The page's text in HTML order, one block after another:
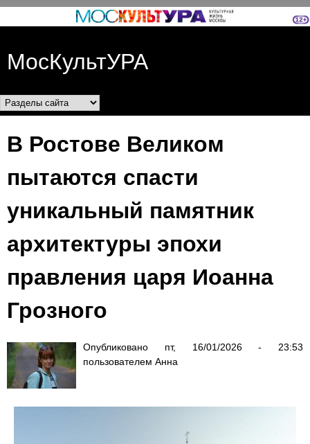
Перейти к основному
МосКультУРА
Разделы сайта
В Ростове Великом
пытаются спасти
уникальный памятник
архитектуры эпохи
правления царя Иоанна
Грозного
Опубликовано пт, 16/01/2026 - 23:53
пользователем Анна